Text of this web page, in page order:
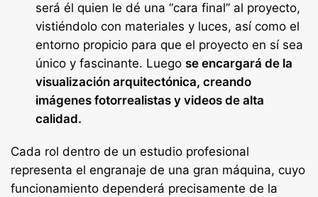
será él quien le dé una “cara final” al proyecto,
vistiéndolo con materiales y luces, así como el
entorno propicio para que el proyecto en sí sea
único y fascinante. Luego se encargará de la
visualización arquitectónica, creando
imágenes fotorrealistas y videos de alta
calidad.
Cada rol dentro de un estudio profesional
representa el engranaje de una gran máquina, cuyo
funcionamiento dependerá precisamente de la